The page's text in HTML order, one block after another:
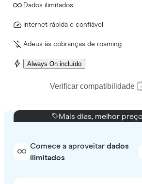
Dados ilimitados
Internet rápida e confiável
Adeus às cobranças de roaming
Always On incluído
Verificar compatibilidade
Mais dias, melhor
Comece a aproveitar dados
ilimitados